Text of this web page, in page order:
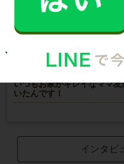
いつもお家がキレイなママ
いたんです！
インタビ